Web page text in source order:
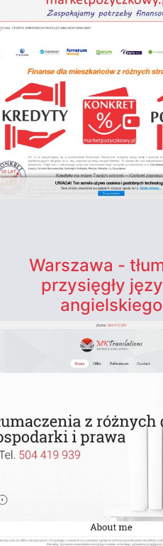
Warszawa -
przysięgły
angielskiego